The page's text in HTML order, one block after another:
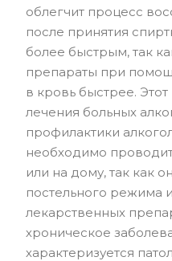
облегчит процесс
после принятия
более быстрым, так
препараты при
в кровь быстрее.
лечения больных
профилактики
необходимо
или на дому, так как
постельного режима
лекарственных
хроническое
характеризуется